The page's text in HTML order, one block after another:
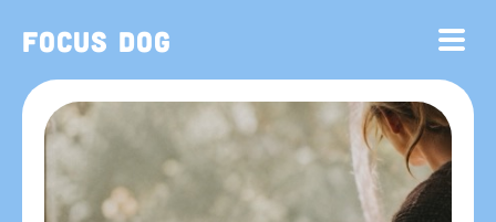
Focus Dog